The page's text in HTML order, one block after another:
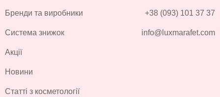
Бренди та виробники
Система знижок
Акції
Новини
Статті з косметології
+38 (093) 101 37 37
info@luxmarafet.com